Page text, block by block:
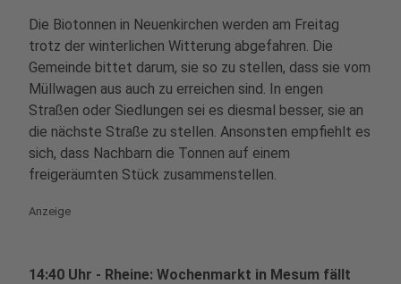
Die Biotonnen in Neuenkirchen werden am Freitag
trotz der winterlichen Witterung abgefahren. Die
Gemeinde bittet darum, sie so zu stellen, dass sie vom
Müllwagen aus auch zu erreichen sind. In engen
Straßen oder Siedlungen sei es diesmal besser, sie an
die nächste Straße zu stellen. Ansonsten empfiehlt es
sich, dass Nachbarn die Tonnen auf einem
freigeräumten Stück zusammenstellen.
Anzeige
14:40 Uhr - Rheine: Wochenmarkt in Mesum fällt